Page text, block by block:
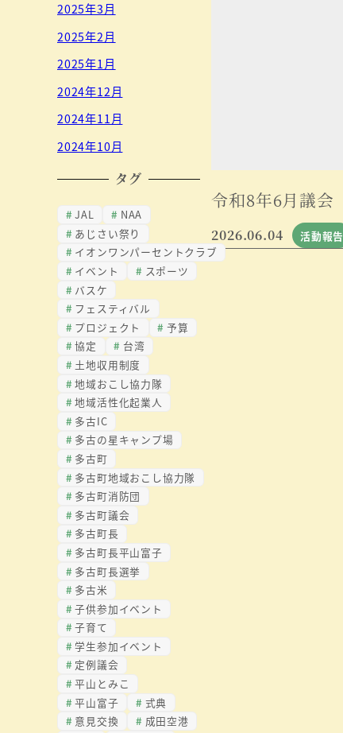
令和8年6月議会
2026.06.04 活動報告
2025年3月
2025年2月
2025年1月
2024年12月
2024年11月
2024年10月
タグ
JAL
NAA
あじさい祭り
イオンワンパーセントクラブ
イベント
スポーツ
バスケ
フェスティバル
プロジェクト
予算
協定
台湾
土地収用制度
地域おこし協力隊
地域活性化起業人
多古IC
多古の星キャンプ場
多古町
多古町地域おこし協力隊
多古町消防団
多古町議会
多古町長
多古町長平山富子
多古町長選挙
多古米
子供参加イベント
子育て
学生参加イベント
定例議会
平山とみこ
平山富子
式典
意見交換
成田空港